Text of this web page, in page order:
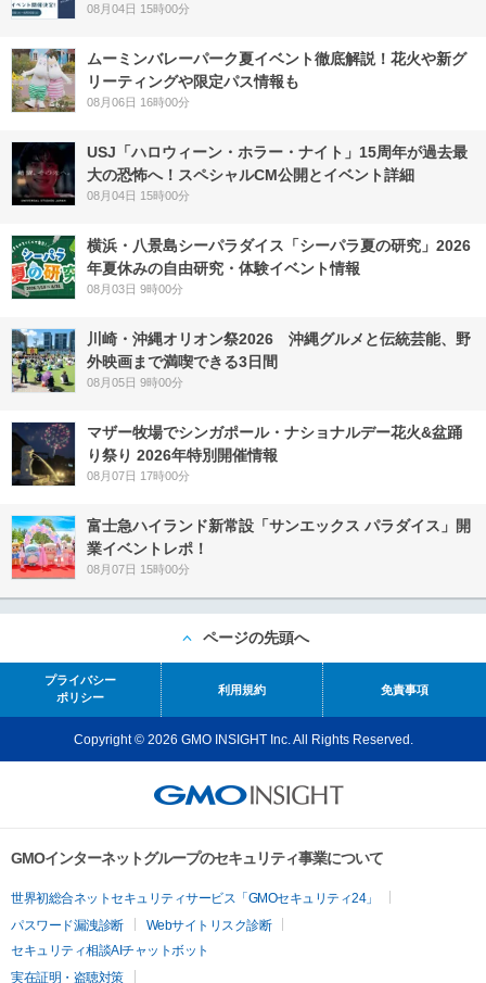
08月04日 15時00分
ムーミンバレーパーク夏イベント徹底解説！花火や新グ
リーティングや限定パス情報も
08月06日 16時00分
USJ「ハロウィーン・ホラー・ナイト」15周年が過去最
大の恐怖へ！スペシャルCM公開とイベント詳細
08月04日 15時00分
横浜・八景島シーパラダイス「シーパラ夏の研究」2026
年夏休みの自由研究・体験イベント情報
08月03日 9時00分
川崎・沖縄オリオン祭2026 沖縄グルメと伝統芸能、野
外映画まで満喫できる3日間
08月05日 9時00分
マザー牧場でシンガポール・ナショナルデー花火&盆踊
り祭り 2026年特別開催情報
08月07日 17時00分
富士急ハイランド新常設「サンエックス パラダイス」開
業イベントレポ！
08月07日 15時00分
ページの先頭へ
プライバシー
ポリシー
利用規約 免責事項
Copyright © 2026 GMO INSIGHT Inc. All Rights Reserved.
GMOインターネットグループのセキュリティ事業について
世界初総合ネットセキュリティサービス「GMOセキュリティ24」
パスワード漏洩診断
Webサイトリスク診断
セキュリティ相談AIチャットボット
実在証明・盗聴対策